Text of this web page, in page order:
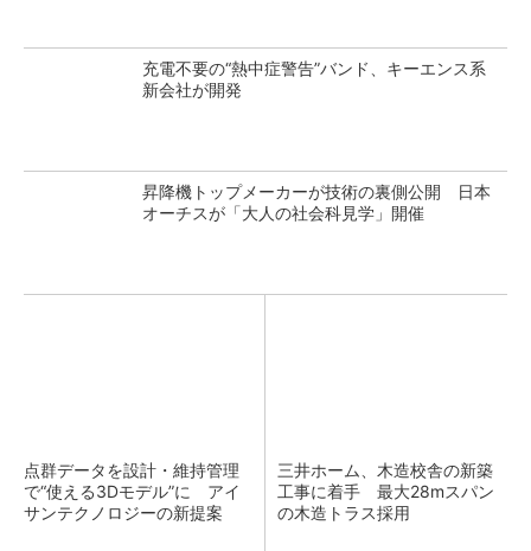
充電不要の“熱中症警告”バンド、キーエンス系
新会社が開発
昇降機トップメーカーが技術の裏側公開 日本
オーチスが「大人の社会科見学」開催
点群データを設計・維持管理
で“使える3Dモデル”に アイ
サンテクノロジーの新提案
三井ホーム、木造校舎の新築
工事に着手 最大28mスパン
の木造トラス採用